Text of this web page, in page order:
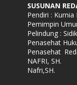
SUSUNAN
Pendiri :
Pemimpin
Pelindung :
Penasehat
Penasehat
NAFRI, SH.
Nafri,SH.